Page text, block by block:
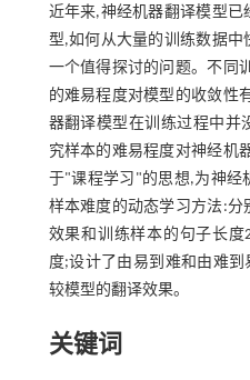
近年来,神经机器翻译模型
型,如何从大量的训练数据
一个值得探讨的问题。不同
的难易程度对模型的收敛性
器翻译模型在训练过程中并
究样本的难易程度对神经机
于"课程学习"的思想,为神经
样本难度的动态学习方法:
效果和训练样本的句子长
度;设计了由易到难和由难
较模型的翻译效果。
关键词